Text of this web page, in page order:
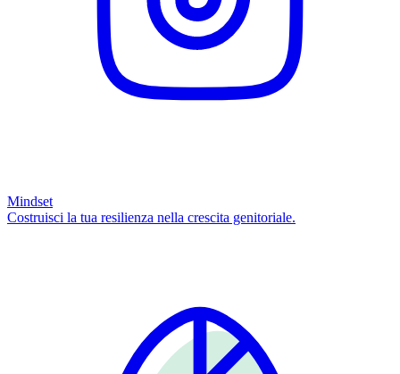
Mindset
Costruisci la tua resilienza nella crescita genitoriale.